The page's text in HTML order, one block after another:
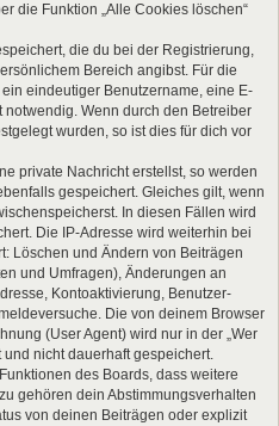
die Funktion „Alle Cookies löschen“
die du bei der Registrierung,
Bereich angibst. Für die
eindeutiger Benutzername, eine E-
notwendig. Wenn durch den Betreiber
wurden, so ist dies für dich vor
private Nachricht erstellst, so werden
gespeichert. Gleiches gilt, wenn
In diesen Fällen wird
Die IP-Adresse wird weiterhin bei
Löschen und Ändern von Beiträgen
und Umfragen), Änderungen an
Kontoaktivierung, Benutzer-
Die von deinem Browser
(User Agent) wird nur in der „Wer
nicht dauerhaft gespeichert.
des Boards, dass weitere
gehören dein Abstimmungsverhalten
von deinen Beiträgen oder explizit